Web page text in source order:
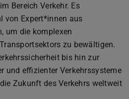
Bereich Verkehr. Es
von Expert*innen aus
um die komplexen
zu bewältigen.
bis hin zur
und effizienter Verkehrssysteme
Zukunft des Verkehrs weltweit